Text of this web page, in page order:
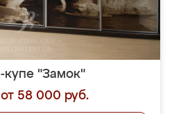
купе "Замок"
58 000 руб.